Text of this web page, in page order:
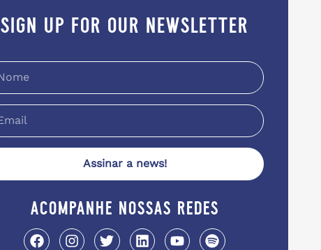
sign up for our newsletter
Assinar a news!
acompanhe nossas redes